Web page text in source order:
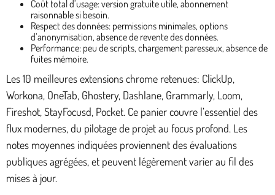
Coût total d’usage: version gratuite utile, abonnement
raisonnable si besoin.
Respect des données: permissions minimales, options
d’anonymisation, absence de revente des données.
Performance: peu de scripts, chargement paresseux, absence de
fuites mémoire.
Les 10 meilleures extensions chrome retenues: ClickUp,
Workona, OneTab, Ghostery, Dashlane, Grammarly, Loom,
Fireshot, StayFocusd, Pocket. Ce panier couvre l’essentiel des
flux modernes, du pilotage de projet au focus profond. Les
notes moyennes indiquées proviennent des évaluations
publiques agrégées, et peuvent légèrement varier au fil des
mises à jour.